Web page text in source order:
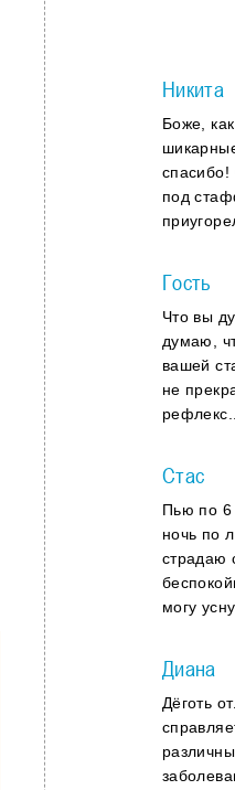
Никита
Боже,
спасибо!
под
Гость
Что вы
думаю,
вашей
не
рефлекс...
Стас
Пью по 6
ночь по
страдаю
могу
Диана
Дёготь